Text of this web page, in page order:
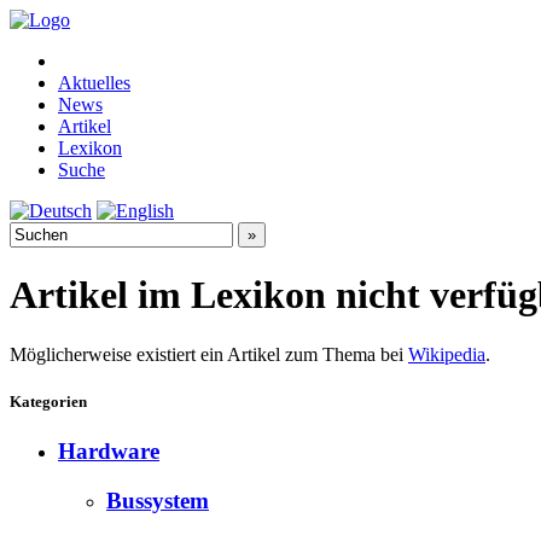
Aktuelles
News
Artikel
Lexikon
Suche
Artikel im Lexikon nicht
Möglicherweise existiert ein Artikel zum Thema bei Wikipedia.
Kategorien
Hardware
Bussystem